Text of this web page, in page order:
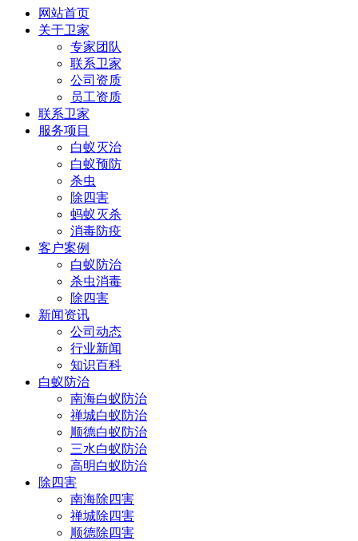
网站首页
关于卫家
专家团队
联系卫家
公司资质
员工资质
联系卫家
服务项目
白蚁灭治
白蚁预防
杀虫
除四害
蚂蚁灭杀
消毒防疫
客户案例
白蚁防治
杀虫消毒
除四害
新闻资讯
公司动态
行业新闻
知识百科
白蚁防治
南海白蚁防治
禅城白蚁防治
顺德白蚁防治
三水白蚁防治
高明白蚁防治
除四害
南海除四害
禅城除四害
顺德除四害